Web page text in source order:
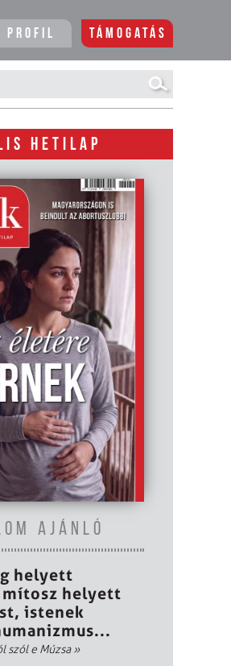
Profil Támogatás
HETILAP
AJÁNLÓ
helyett
helyett
istenek
szól e Múzsa»